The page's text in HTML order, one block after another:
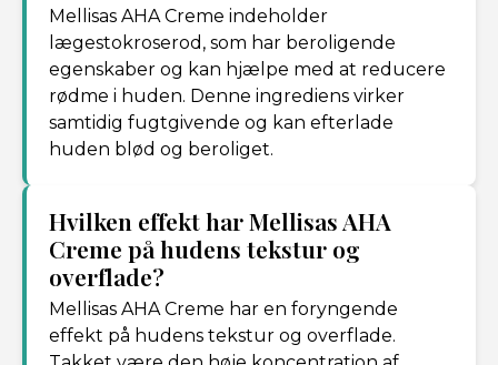
Mellisas AHA Creme indeholder
lægestokroserod, som har beroligende
egenskaber og kan hjælpe med at reducere
rødme i huden. Denne ingrediens virker
samtidig fugtgivende og kan efterlade
huden blød og beroliget.
Hvilken effekt har Mellisas AHA
Creme på hudens tekstur og
overflade?
Mellisas AHA Creme har en foryngende
effekt på hudens tekstur og overflade.